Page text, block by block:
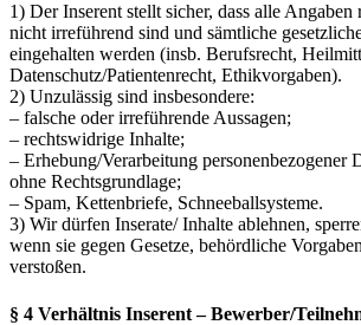
1) Der Inserent stellt sicher, dass alle
nicht irreführend sind und sämtliche
eingehalten werden (insb. Berufsrecht,
Datenschutz/Patientenrecht, Ethikvorgaben).
2) Unzulässig sind insbesondere:
– falsche oder irreführende Aussagen;
– rechtswidrige Inhalte;
– Erhebung/Verarbeitung personenbezogener
ohne Rechtsgrundlage;
– Spam, Kettenbriefe, Schneeballsysteme.
3) Wir dürfen Inserate/ Inhalte ablehnen,
wenn sie gegen Gesetze, behördliche
verstoßen.
§ 4 Verhältnis Inserent – Bewerber/